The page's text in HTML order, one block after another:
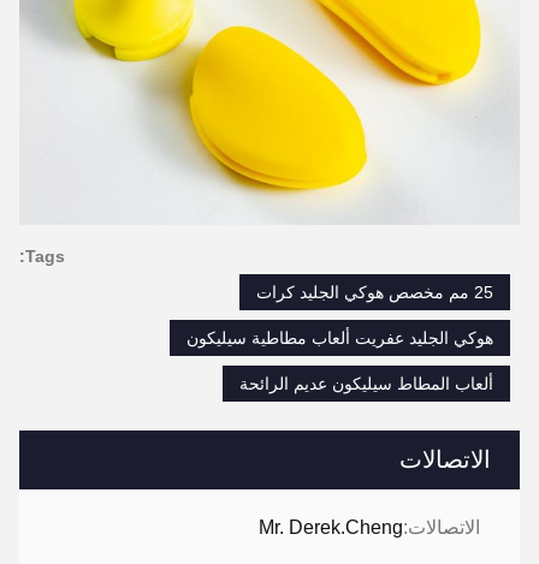
الاتصالات
الاتصالات:Mr. Derek.Cheng
Tags:
25 مم مخصص هوكي الجليد كرات
هوكي الجليد عفريت ألعاب مطاطية سيليكون
ألعاب المطاط سيليكون عديم الرائحة